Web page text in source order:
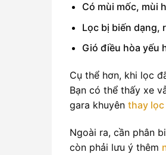
Có mùi mốc, mùi
Lọc bị biến dạng,
Gió điều hòa yếu
Cụ thể hơn, khi lọc
Bạn có thể thấy xe
gara khuyên thay lọc
Ngoài ra, cần phân
còn phải lưu ý thêm